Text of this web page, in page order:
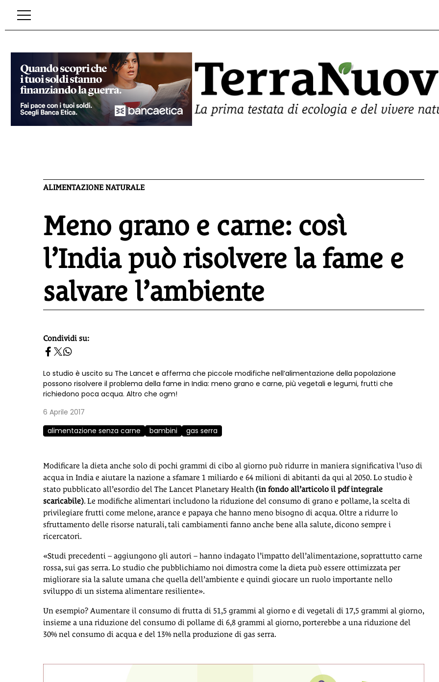
ALIMENTAZIONE NATURALE
Meno grano e carne: così
l’India può risolvere la fame e
salvare l’ambiente
homepage h2
Condividi su:
Lo studio è uscito su The Lancet e afferma che piccole modifiche nell’alimentazione della popolazione
possono risolvere il problema della fame in India: meno grano e carne, più vegetali e legumi, frutti che
richiedono poca acqua. Altro che ogm!
6 Aprile 2017
alimentazione senza carne
bambini gas serra
Modificare la dieta anche solo di pochi grammi di cibo al giorno può ridurre in maniera significativa l’uso di
acqua in India e aiutare la nazione a sfamare 1 miliardo e 64 milioni di abitanti da qui al 2050. Lo studio è
stato pubblicato all’esordio del The Lancet Planetary Health(in fondo all’articolo il pdf integrale
scaricabile). Le modifiche alimentari includono la riduzione del consumo di grano e pollame, la scelta di
privilegiare frutti come melone, arance e papaya che hanno meno bisogno di acqua. Oltre a ridurre lo
sfruttamento delle risorse naturali, tali cambiamenti fanno anche bene alla salute, dicono sempre i
ricercatori.
«Studi precedenti – aggiungono gli autori – hanno indagato l’impatto dell’alimentazione, soprattutto carne
rossa, sui gas serra. Lo studio che pubblichiamo noi dimostra come la dieta può essere ottimizzata per
migliorare sia la salute umana che quella dell’ambiente e quindi giocare un ruolo importante nello
sviluppo di un sistema alimentare resiliente».
Un esempio? Aumentare il consumo di frutta di 51,5 grammi al giorno e di vegetali di 17,5 grammi al giorno,
insieme a una riduzione del consumo di pollame di 6,8 grammi al giorno, porterebbe a una riduzione del
30% nel consumo di acqua e del 13% nella produzione di gas serra.